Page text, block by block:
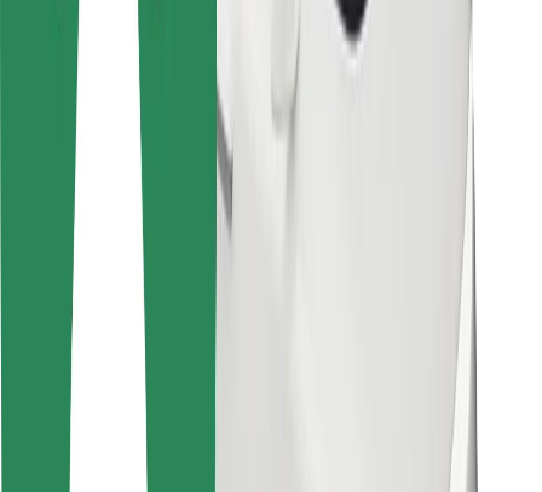
Pour les propriétaires de flotte
Bolt for Business
Fournisseurs
Conditions générales
Sécurité
Obtenez un trajet en quelques minutes !
Retrouvez tous vos plats favoris !